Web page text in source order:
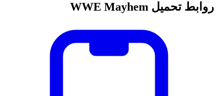
روابط تحميل WWE Mayhem